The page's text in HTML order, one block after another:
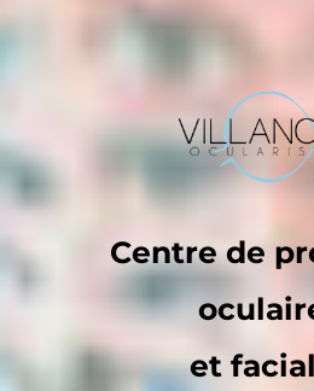
Centre de
et